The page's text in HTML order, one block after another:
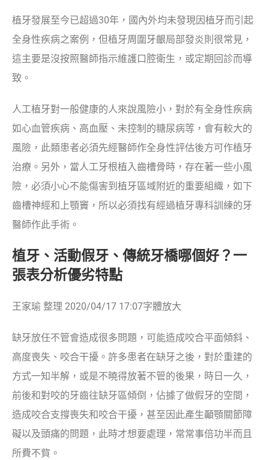
植牙發展至今已超過30年，國內外均未發現因植牙而引起
全身性疾病之案例，但植牙周圍牙齦局部發炎則很常見，
這主要是沒按照醫師指示維護口腔衛生，或定期回診而導
致。
人工植牙對一般健康的人來說風險小，對於有全身性疾病
如心血管疾病、高血壓、未控制的糖尿病等，會有較大的
風險，此類患者必須先經醫師作全身性評估後方可作植牙
治療。另外，當人工牙根植入齒槽骨時，存在著一些小風
險，必須小心不能傷害到植牙區域附近的重要組織，如下
齒槽神經和上顎竇，所以必須找有經過植牙專科訓練的牙
醫師作此手術。
植牙、活動假牙、傳統牙橋哪個好？一
張表分析優劣特點
王家瑜 整理 2020/04/17 17:07字體放大
缺牙放任不管會造成很多問題，可能造成咬合平面傾斜、
高度喪失、咬合干擾。許多患者在缺牙之後，對於重建的
方式一知半解，或是不曉得放著不管的後果，時日一久，
前後和對咬的牙齒往缺牙區傾倒，佔據了做假牙的空間，
造成咬合支撐喪失和咬合干擾，甚至因此產生顳顎關節障
礙以及頭痛的問題，此時才想要處理，常常事倍功半而且
所費不貲。